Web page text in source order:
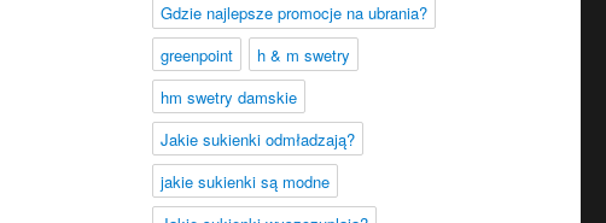
Gdzie najlepsze promocje na ubrania?
greenpoint
h & m swetry
hm swetry damskie
Jakie sukienki odmładzają?
jakie sukienki są modne